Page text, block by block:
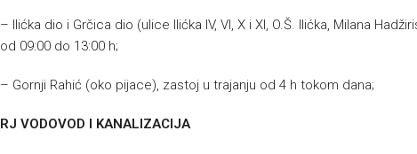
– Ilićka dio i Grčica dio (ulice Ilićka IV, VI, X i XI, O.Š. Ilićka, Milana
od 09:00 do 13:00 h;
– Gornji Rahić (oko pijace), zastoj u trajanju od 4 h tokom dana;
RJ VODOVOD I KANALIZACIJA